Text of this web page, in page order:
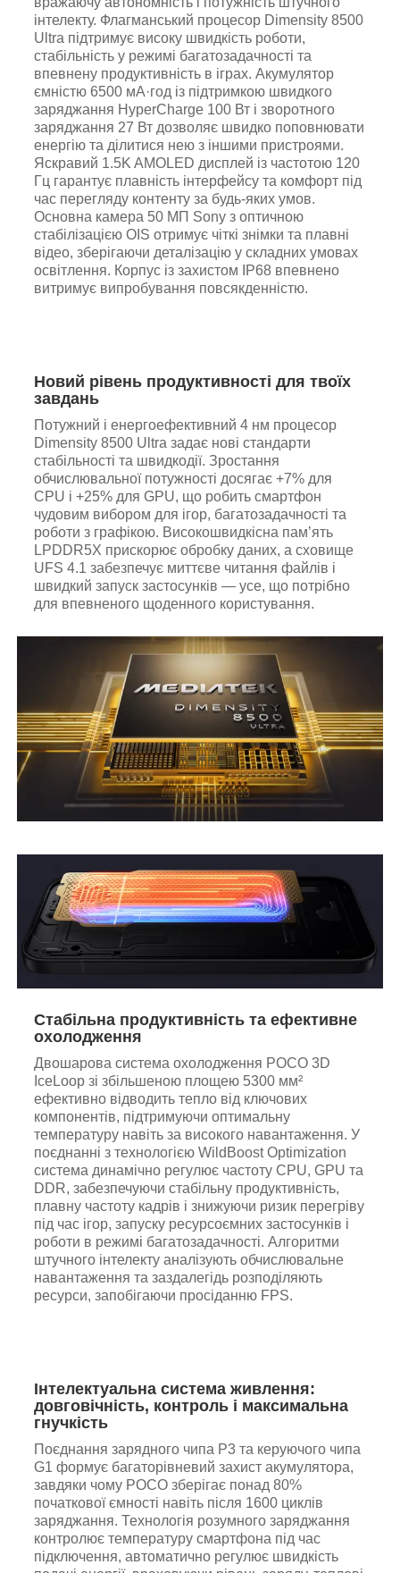
інтелекту. Флагманський процесор Dimensity 8500
Ultra підтримує високу швидкість роботи,
стабільність у режимі багатозадачності та
впевнену продуктивність в іграх. Акумулятор
ємністю 6500 мА·год із підтримкою швидкого
заряджання HyperCharge 100 Вт і зворотного
заряджання 27 Вт дозволяє швидко поповнювати
енергію та ділитися нею з іншими пристроями.
Яскравий 1.5K AMOLED дисплей із частотою 120
Гц гарантує плавність інтерфейсу та комфорт під
час перегляду контенту за будь-яких умов.
Основна камера 50 МП Sony з оптичною
стабілізацією OIS отримує чіткі знімки та плавні
відео, зберігаючи деталізацію у складних умовах
освітлення. Корпус із захистом IP68 впевнено
витримує випробування повсякденністю.
Новий рівень продуктивності для твоїх
завдань
Потужний і енергоефективний 4 нм процесор
Dimensity 8500 Ultra задає нові стандарти
стабільності та швидкодії. Зростання
обчислювальної потужності досягає +7% для
CPU і +25% для GPU, що робить смартфон
чудовим вибором для ігор, багатозадачності та
роботи з графікою. Високошвидкісна пам’ять
LPDDR5X прискорює обробку даних, а сховище
UFS 4.1 забезпечує миттєве читання файлів і
швидкий запуск застосунків — усе, що потрібно
для впевненого щоденного користування.
Стабільна продуктивність та ефективне
охолодження
Двошарова система охолодження POCO 3D
IceLoop зі збільшеною площею 5300 мм²
ефективно відводить тепло від ключових
компонентів, підтримуючи оптимальну
температуру навіть за високого навантаження. У
поєднанні з технологією WildBoost Optimization
система динамічно регулює частоту CPU, GPU та
DDR, забезпечуючи стабільну продуктивність,
плавну частоту кадрів і знижуючи ризик перегріву
під час ігор, запуску ресурсоємних застосунків і
роботи в режимі багатозадачності. Алгоритми
штучного інтелекту аналізують обчислювальне
навантаження та заздалегідь розподіляють
ресурси, запобігаючи просіданню FPS.
Інтелектуальна система живлення:
довговічність, контроль і максимальна
гнучкість
Поєднання зарядного чипа P3 та керуючого чипа
G1 формує багаторівневий захист акумулятора,
завдяки чому POCO зберігає понад 80%
початкової ємності навіть після 1600 циклів
заряджання. Технологія розумного заряджання
контролює температуру смартфона під час
підключення, автоматично регулює швидкість